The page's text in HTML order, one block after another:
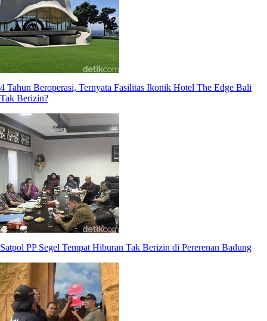
4 Tahun Beroperasi, Ternyata Fasilitas Ikonik Hotel The Edge Bali
Tak Berizin?
Satpol PP Segel Tempat Hiburan Tak Berizin di Pererenan Badung